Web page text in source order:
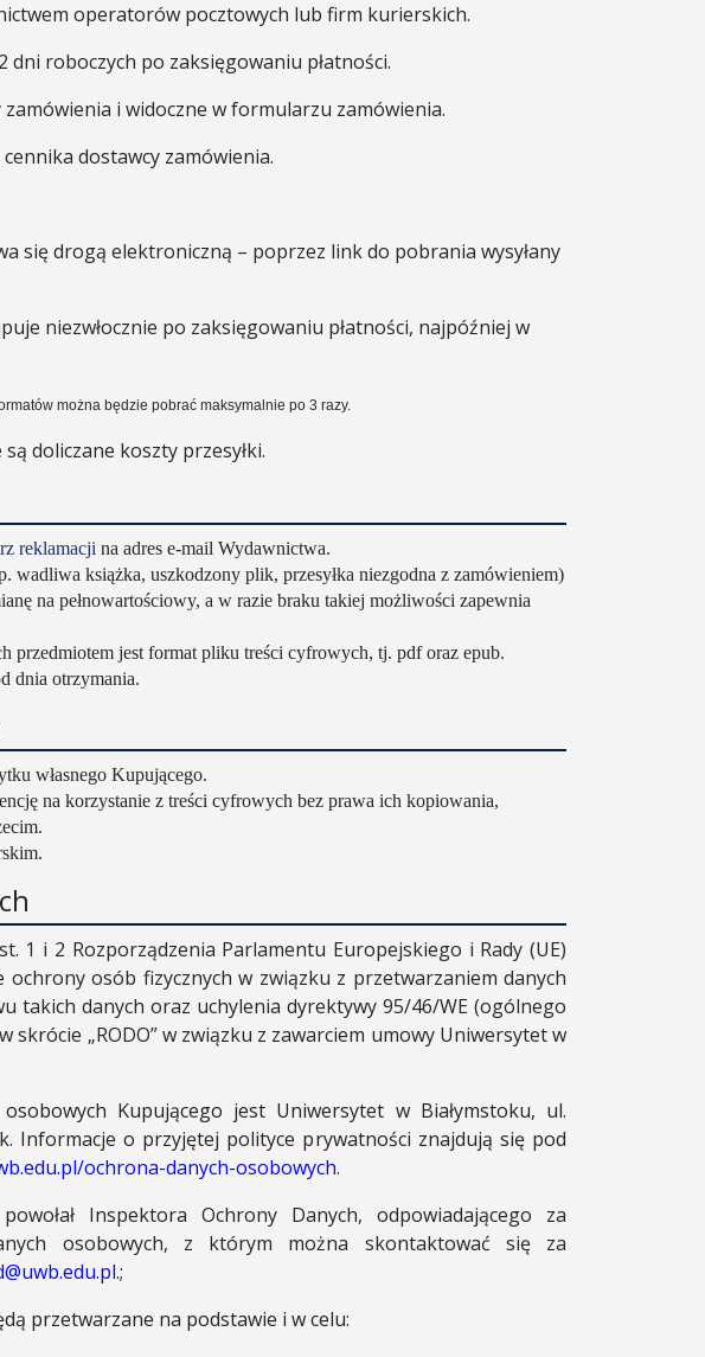
operatorów pocztowych lub firm kurierskich.
dni roboczych po zaksięgowaniu płatności.
i widoczne w formularzu zamówienia.
dostawcy zamówienia.
się drogą elektroniczną – poprzez link do pobrania wysyłany
niezwłocznie po zaksięgowaniu płatności, najpóźniej w
można będzie pobrać maksymalnie po 3 razy.
doliczane koszty przesyłki.
reklamacji na adres e-mail Wydawnictwa.
wadliwa książka, uszkodzony plik, przesyłka niezgodna z zamówieniem)
na pełnowartościowy, a w razie braku takiej możliwości zapewnia
przedmiotem jest format pliku treści cyfrowych, tj. pdf oraz epub.
dnia otrzymania.
własnego Kupującego.
na korzystanie z treści cyfrowych bez prawa ich kopiowania,
1 i 2 Rozporządzenia Parlamentu Europejskiego i Rady (UE)
osób fizycznych w związku z przetwarzaniem danych
takich danych oraz uchylenia dyrektywy 95/46/WE (ogólnego
„RODO” w związku z zawarciem umowy Uniwersytet w
osobowych Kupującego jest Uniwersytet w Białymstoku, ul.
Informacje o przyjętej polityce prywatności znajdują się pod
ochrona-danych-osobowych.
powołał Inspektora Ochrony Danych, odpowiadającego za
osobowych, z którym można skontaktować się za
.;
przetwarzane na podstawie i w celu: